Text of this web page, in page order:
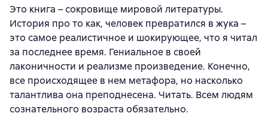
Это книга – сокровище мировой литературы.
История про то как, человек превратился в жука –
это самое реалистичное и шокирующее, что я читал
за последнее время. Гениальное в своей
лаконичности и реализме произведение. Конечно,
все происходящее в нем метафора, но насколько
талантлива она преподнесена. Читать. Всем людям
сознательного возраста обязательно.